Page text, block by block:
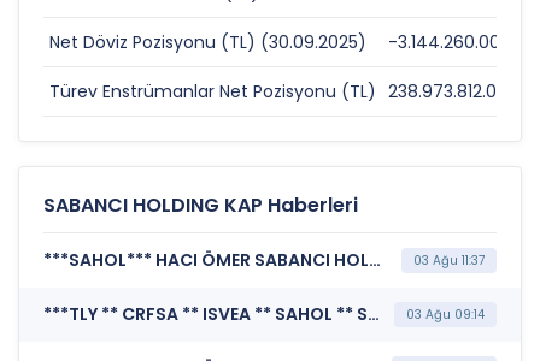
Net Döviz Pozisyonu (TL) (30.09.2025) -3.144.260.000
Türev Enstrümanlar Net Pozisyonu (TL) 238.973.812.000
SABANCI HOLDING KAP Haberleri
***SAHOL*** HACI ÖMER SABANCI HOLDİNG A.Ş. (Kurumsal Yönetim Bilgi Formu (Güncelleme) - Yönetim Kurulu-2) 03 Ağu 11:37
***TLY ** CRFSA ** ISVEA ** SAHOL ** SANFM ** KARTN ** YEOTK ** FORMT ** PEKGY*** KAMUYU AYDINLATMA PLATFORMU (Kamuyu Aydınlatma Platformu Duyurusu) 03 Ağu 09:14